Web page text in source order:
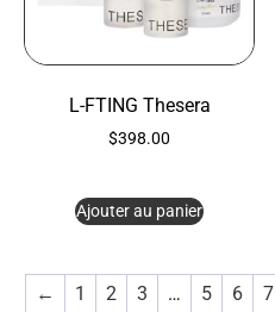
L-FTING Thesera
$398.00
Ajouter au panier
← 1 2 3 … 5 6 7